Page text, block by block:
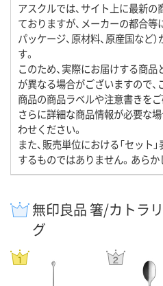
アスクルでは、サイト上に最新
ておりますが、メーカーの都合等
パッケージ、原材料、原産国など
す。
このため、実際にお届けする商
が異なる場合がございますので
商品の商品ラベルや注意書きをご
さらに詳細な商品情報が必要な
わせください。
また、販売単位における「セット
するものではありません。あらか
無印良品 箸/カトラ
グ